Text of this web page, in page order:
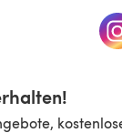
neuen Tab)